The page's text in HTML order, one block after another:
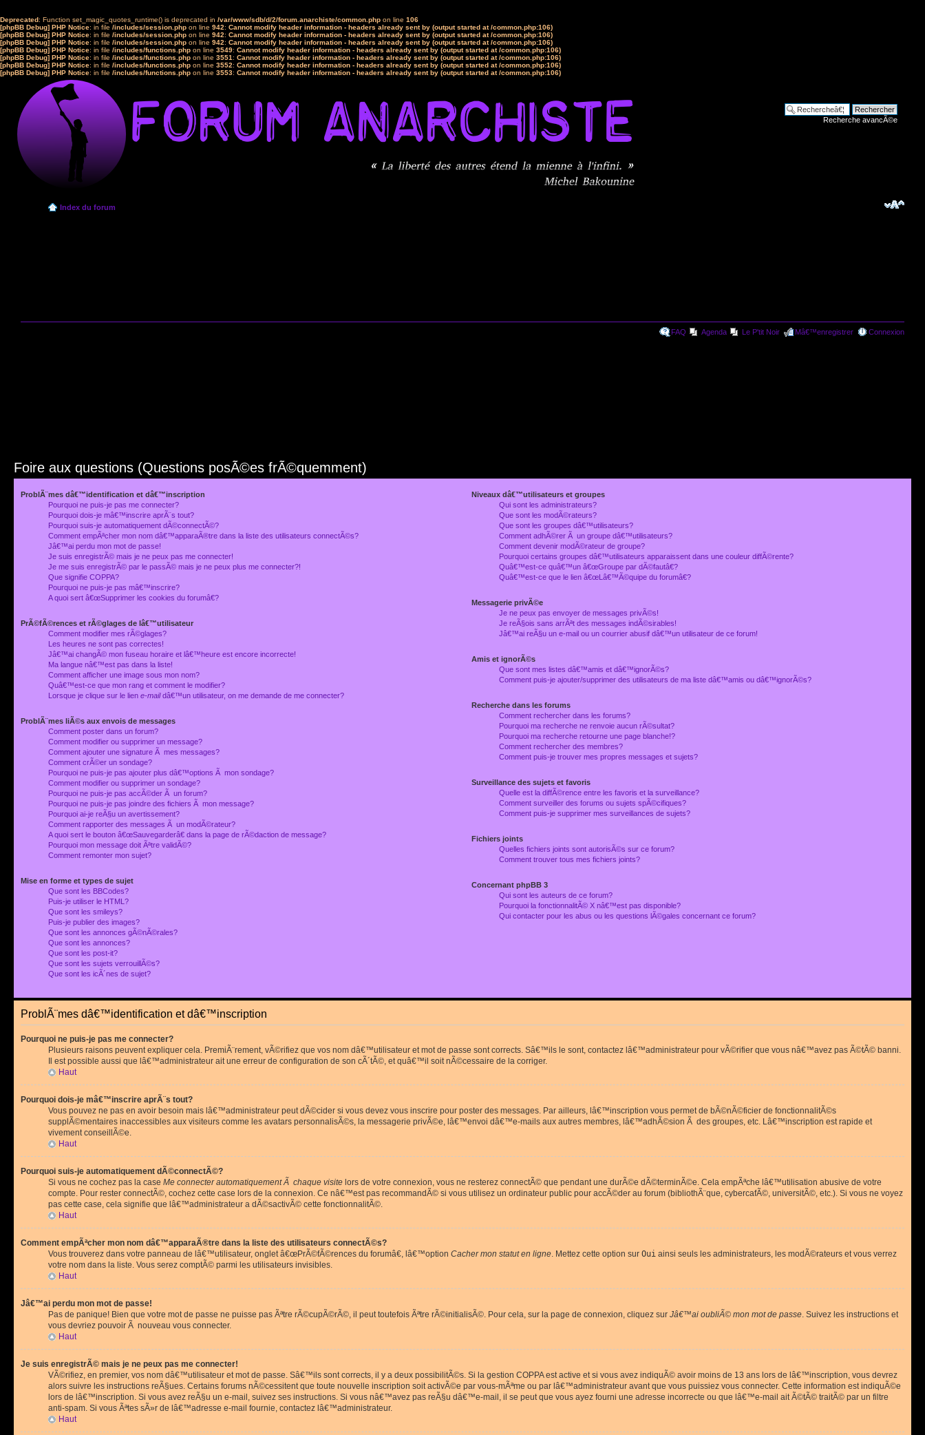
Deprecated: Function set_magic_quotes_runtime() is deprecated in /var/www/sdb/d/2/forum.anarchiste/common.php on line 106
[phpBB Debug] PHP Notice: in file /includes/session.php on line 942: Cannot modify header information - headers already sent by (output started at /common.php:106)
[phpBB Debug] PHP Notice: in file /includes/session.php on line 942: Cannot modify header information - headers already sent by (output started at /common.php:106)
[phpBB Debug] PHP Notice: in file /includes/session.php on line 942: Cannot modify header information - headers already sent by (output started at /common.php:106)
[phpBB Debug] PHP Notice: in file /includes/functions.php on line 3549: Cannot modify header information - headers already sent by (output started at /common.php:106)
[phpBB Debug] PHP Notice: in file /includes/functions.php on line 3551: Cannot modify header information - headers already sent by (output started at /common.php:106)
[phpBB Debug] PHP Notice: in file /includes/functions.php on line 3552: Cannot modify header information - headers already sent by (output started at /common.php:106)
[phpBB Debug] PHP Notice: in file /includes/functions.php on line 3553: Cannot modify header information - headers already sent by (output started at /common.php:106)
Recherche avancÃ©e
Index du forum
FAQ Agenda Le P'tit Noir Mâ€™enregistrer Connexion
Foire aux questions (Questions posÃ©es frÃ©quemment)
ProblÃ¨mes dâ€™identification et dâ€™inscription
Pourquoi ne puis-je pas me connecter?
Pourquoi dois-je mâ€™inscrire aprÃ¨s tout?
Pourquoi suis-je automatiquement dÃ©connectÃ©?
Comment empÃªcher mon nom dâ€™apparaÃ®tre dans la liste des utilisateurs connectÃ©s?
Jâ€™ai perdu mon mot de passe!
Je suis enregistrÃ© mais je ne peux pas me connecter!
Je me suis enregistrÃ© par le passÃ© mais je ne peux plus me connecter?!
Que signifie COPPA?
Pourquoi ne puis-je pas mâ€™inscrire?
A quoi sert â€œSupprimer les cookies du forumâ€?
PrÃ©fÃ©rences et rÃ©glages de lâ€™utilisateur
Comment modifier mes rÃ©glages?
Les heures ne sont pas correctes!
Jâ€™ai changÃ© mon fuseau horaire et lâ€™heure est encore incorrecte!
Ma langue nâ€™est pas dans la liste!
Comment afficher une image sous mon nom?
Quâ€™est-ce que mon rang et comment le modifier?
Lorsque je clique sur le lien e-maildâ€™un utilisateur, on me demande de me connecter?
ProblÃ¨mes liÃ©s aux envois de messages
Comment poster dans un forum?
Comment modifier ou supprimer un message?
Comment ajouter une signature Ã mes messages?
Comment crÃ©er un sondage?
Pourquoi ne puis-je pas ajouter plus dâ€™options Ã mon sondage?
Comment modifier ou supprimer un sondage?
Pourquoi ne puis-je pas accÃ©der Ã un forum?
Pourquoi ne puis-je pas joindre des fichiers Ã mon message?
Pourquoi ai-je reÃ§u un avertissement?
Comment rapporter des messages Ã un modÃ©rateur?
A quoi sert le bouton â€œSauvegarderâ€ dans la page de rÃ©daction de message?
Pourquoi mon message doit Ãªtre validÃ©?
Comment remonter mon sujet?
Mise en forme et types de sujet
Que sont les BBCodes?
Puis-je utiliser le HTML?
Que sont les smileys?
Puis-je publier des images?
Que sont les annonces gÃ©nÃ©rales?
Que sont les annonces?
Que sont les post-it?
Que sont les sujets verrouillÃ©s?
Que sont les icÃ´nes de sujet?
Niveaux dâ€™utilisateurs et groupes
Qui sont les administrateurs?
Que sont les modÃ©rateurs?
Que sont les groupes dâ€™utilisateurs?
Comment adhÃ©rer Ã un groupe dâ€™utilisateurs?
Comment devenir modÃ©rateur de groupe?
Pourquoi certains groupes dâ€™utilisateurs apparaissent dans une couleur diffÃ©rente?
Quâ€™est-ce quâ€™un â€œGroupe par dÃ©fautâ€?
Quâ€™est-ce que le lien â€œLâ€™Ã©quipe du forumâ€?
Messagerie privÃ©e
Je ne peux pas envoyer de messages privÃ©s!
Je reÃ§ois sans arrÃªt des messages indÃ©sirables!
Jâ€™ai reÃ§u un e-mail ou un courrier abusif dâ€™un utilisateur de ce forum!
Amis et ignorÃ©s
Que sont mes listes dâ€™amis et dâ€™ignorÃ©s?
Comment puis-je ajouter/supprimer des utilisateurs de ma liste dâ€™amis ou dâ€™ignorÃ©s?
Recherche dans les forums
Comment rechercher dans les forums?
Pourquoi ma recherche ne renvoie aucun rÃ©sultat?
Pourquoi ma recherche retourne une page blanche!?
Comment rechercher des membres?
Comment puis-je trouver mes propres messages et sujets?
Surveillance des sujets et favoris
Quelle est la diffÃ©rence entre les favoris et la surveillance?
Comment surveiller des forums ou sujets spÃ©cifiques?
Comment puis-je supprimer mes surveillances de sujets?
Fichiers joints
Quelles fichiers joints sont autorisÃ©s sur ce forum?
Comment trouver tous mes fichiers joints?
Concernant phpBB 3
Qui sont les auteurs de ce forum?
Pourquoi la fonctionnalitÃ© X nâ€™est pas disponible?
Qui contacter pour les abus ou les questions lÃ©gales concernant ce forum?
ProblÃ¨mes dâ€™identification et dâ€™inscription
Pourquoi ne puis-je pas me connecter?
Plusieurs raisons peuvent expliquer cela. PremiÃ¨rement, vÃ©rifiez que vos nom dâ€™utilisateur et mot de passe sont corrects. Sâ€™ils le sont, contactez lâ€™administrateur pour vÃ©rifier que vous nâ€™avez pas Ã©tÃ© banni.
Il est possible aussi que lâ€™administrateur ait une erreur de configuration de son cÃ´tÃ©, et quâ€™il soit nÃ©cessaire de la corriger.
Haut
Pourquoi dois-je mâ€™inscrire aprÃ¨s tout?
Vous pouvez ne pas en avoir besoin mais lâ€™administrateur peut dÃ©cider si vous devez vous inscrire pour poster des messages. Par ailleurs, lâ€™inscription vous permet de bÃ©nÃ©ficier de fonctionnalitÃ©s
supplÃ©mentaires inaccessibles aux visiteurs comme les avatars personnalisÃ©s, la messagerie privÃ©e, lâ€™envoi dâ€™e-mails aux autres membres, lâ€™adhÃ©sion Ã des groupes, etc. Lâ€™inscription est rapide et
vivement conseillÃ©e.
Haut
Pourquoi suis-je automatiquement dÃ©connectÃ©?
Si vous ne cochez pas la case Me connecter automatiquement Ã chaque visite lors de votre connexion, vous ne resterez connectÃ© que pendant une durÃ©e dÃ©terminÃ©e. Cela empÃªche lâ€™utilisation abusive de votre
compte. Pour rester connectÃ©, cochez cette case lors de la connexion. Ce nâ€™est pas recommandÃ© si vous utilisez un ordinateur public pour accÃ©der au forum (bibliothÃ¨que, cybercafÃ©, universitÃ©, etc.). Si vous ne voyez
pas cette case, cela signifie que lâ€™administrateur a dÃ©sactivÃ© cette fonctionnalitÃ©.
Haut
Comment empÃªcher mon nom dâ€™apparaÃ®tre dans la liste des utilisateurs connectÃ©s?
Vous trouverez dans votre panneau de lâ€™utilisateur, onglet â€œPrÃ©fÃ©rences du forumâ€, lâ€™option Cacher mon statut en ligne. Mettez cette option sur Oui ainsi seuls les administrateurs, les modÃ©rateurs et vous verrez
votre nom dans la liste. Vous serez comptÃ© parmi les utilisateurs invisibles.
Haut
Jâ€™ai perdu mon mot de passe!
Pas de panique! Bien que votre mot de passe ne puisse pas Ãªtre rÃ©cupÃ©rÃ©, il peut toutefois Ãªtre rÃ©initialisÃ©. Pour cela, sur la page de connexion, cliquez sur Jâ€™ai oubliÃ© mon mot de passe. Suivez les instructions et
vous devriez pouvoir Ã nouveau vous connecter.
Haut
Je suis enregistrÃ© mais je ne peux pas me connecter!
VÃ©rifiez, en premier, vos nom dâ€™utilisateur et mot de passe. Sâ€™ils sont corrects, il y a deux possibilitÃ©s. Si la gestion COPPA est active et si vous avez indiquÃ© avoir moins de 13 ans lors de lâ€™inscription, vous devrez
alors suivre les instructions reÃ§ues. Certains forums nÃ©cessitent que toute nouvelle inscription soit activÃ©e par vous-mÃªme ou par lâ€™administrateur avant que vous puissiez vous connecter. Cette information est indiquÃ©e
lors de lâ€™inscription. Si vous avez reÃ§u un e-mail, suivez ses instructions. Si vous nâ€™avez pas reÃ§u dâ€™e-mail, il se peut que vous ayez fourni une adresse incorrecte ou que lâ€™e-mail ait Ã©tÃ© traitÃ© par un filtre
anti-spam. Si vous Ãªtes sÃ»r de lâ€™adresse e-mail fournie, contactez lâ€™administrateur.
Haut